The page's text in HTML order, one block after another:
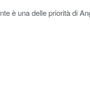
è una delle priorità di